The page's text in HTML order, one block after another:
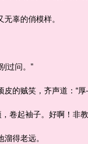
辜的俏模样。
过问。”
的贼笑，齐声道：“
起袖子。好啊！非教
得老远。